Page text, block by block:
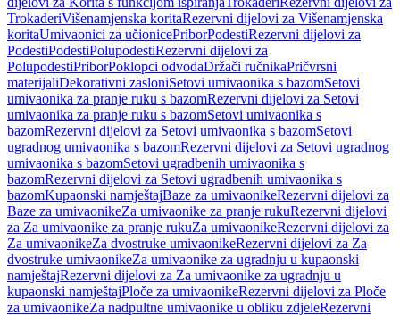
TrokaderiVišenamjenska koritaRezervni dijelovi za Višenamjenska
koritaUmivaonici za učionicePriborPodestiRezervni dijelovi za
PodestiPodestiPolupodestiRezervni dijelovi za
PolupodestiPriborPoklopci odvodaDržači ručnikaPričvrsni
materijaliDekorativni zasloniSetovi umivaonika s bazomSetovi
umivaonika za pranje ruku s bazomRezervni dijelovi za Setovi
umivaonika za pranje ruku s bazomSetovi umivaonika s
bazomRezervni dijelovi za Setovi umivaonika s bazomSetovi
ugradnog umivaonika s bazomRezervni dijelovi za Setovi ugradnog
umivaonika s bazomSetovi ugradbenih umivaonika s
bazomRezervni dijelovi za Setovi ugradbenih umivaonika s
bazomKupaonski namještajBaze za umivaonikeRezervni dijelovi za
Baze za umivaonikeZa umivaonike za pranje rukuRezervni dijelovi
za Za umivaonike za pranje rukuZa umivaonikeRezervni dijelovi za
Za umivaonikeZa dvostruke umivaonikeRezervni dijelovi za Za
dvostruke umivaonikeZa umivaonike za ugradnju u kupaonski
namještajRezervni dijelovi za Za umivaonike za ugradnju u
kupaonski namještajPloče za umivaonikeRezervni dijelovi za Ploče
za umivaonikeZa nadpultne umivaonike u obliku zdjeleRezervni